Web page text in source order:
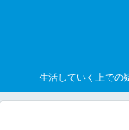
生活していく上での